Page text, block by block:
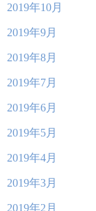
2019年10月
2019年9月
2019年8月
2019年7月
2019年6月
2019年5月
2019年4月
2019年3月
2019年2月